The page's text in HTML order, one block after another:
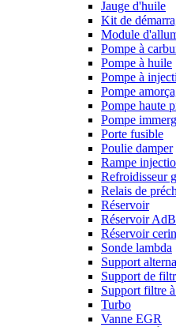
Jauge d'huile
Kit de
Module
Pompe à
Pompe à huile
Pompe à
Pompe
Pompe haute
Pompe
Porte fusible
Poulie damper
Rampe
Refroidisseur
Relais de
Réservoir
Réservoir
Réservoir
Sonde lambda
Support
Support de
Support filtre
Turbo
Vanne EGR